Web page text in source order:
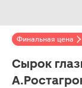
Финальная цена
Сырок